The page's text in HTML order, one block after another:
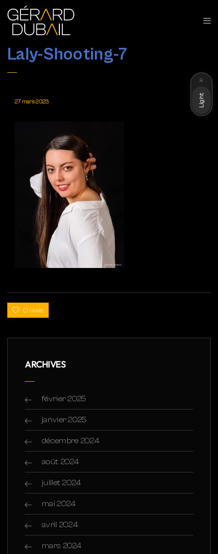
Laly-Shooting-7
27 mars 2023
0 likes
ARCHIVES
février 2025
janvier 2025
décembre 2024
août 2024
juillet 2024
mai 2024
avril 2024
mars 2024
Light
Dark